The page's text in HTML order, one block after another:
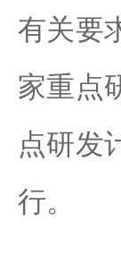
有关要
家重点
点研发
行。